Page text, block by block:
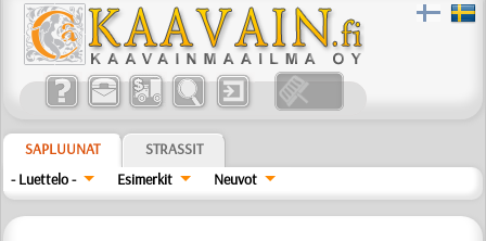
SAPLUUNAT
STRASSIT
- Luettelo -
Esimerkit Neuvot